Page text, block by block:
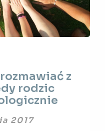
z
rodzic
2017